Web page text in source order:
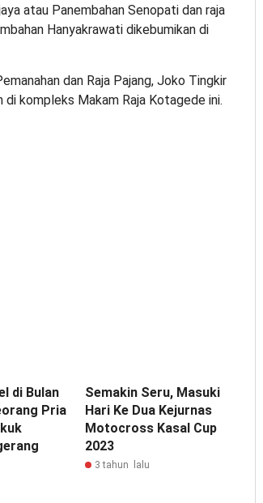
atau Panembahan Senopati dan raja
Hanyakrawati dikebumikan di
dan Raja Pajang, Joko Tingkir
kompleks Makam Raja Kotagede ini.
di Bulan
Pria
Semakin Seru, Masuki
Hari Ke Dua Kejurnas
Motocross Kasal Cup
2023
3 tahun lalu